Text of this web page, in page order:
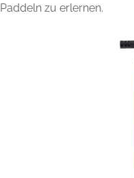
Paddeln zu erlernen.